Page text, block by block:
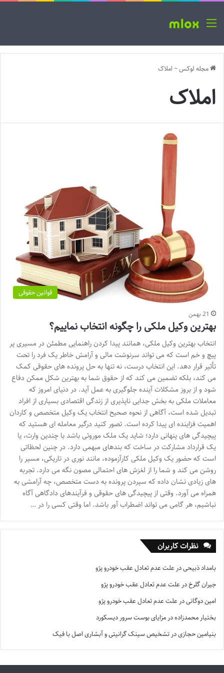
منو
مجله لوکس~ املاک
املاک
قوانین حقوقی
21 بهمن
بهترین وکیل ملکی را چگونه انتخاب نماییم؟
انتخاب بهترین وکیل ملکی، همانند پیدا کردن راهنمایی مطمئن در مسیری پر
پیچ و خم است که می تواند سرنوشت مالی و آرامش خاطر یک فرد را تحت
تأثیر قرار دهد. این انتخاب درست، نه تنها به حل پرونده های حقوقی کمک
می کند، بلکه تضمین می کند که از حقوق شما به بهترین شکل ممکن دفاع
شود و از بروز مشکلات آینده جلوگیری به عمل آید. در دنیای امروز که
معاملات ملکی به بخش جدایی ناپذیری از زندگی اقتصادی بسیاری از افراد
تبدیل شده است، آگاهی از نحوه صحیح انتخاب یک وکیل متخصص و کاردان
اهمیت فزاینده ای پیدا کرده است. تصور کنید درگیر معامله ای هستید که
پیچیدگی های پنهانی دارد؛ شاید یک ملک موروثی باشد با چندین وارث، یا
یک قرارداد مشارکت در ساخت که بندهای مبهمی دارد. در چنین لحظاتی
است که حضور یک وکیل ملکی کارآزموده، مانند نوری در تاریکی، مسیر را
روشن می کند و شما را از لغزش های احتمالی مصون نگه می دارد. تجربه
های زیادی نشان داده که سپردن پرونده به دست متخصص، چه آرامشی به
همراه می آورد. وقتی از پیچیدگی های حقوقی و فرآیندهای دادگاهی آگاه
نباشیم، هر گامی می تواند اضطراب آور باشد. اما وقتی کسی را در …
نظرات کاربران
بامداد ذبیحیدر علت عدم تعادل عقب خودرو پژو
جیران گلرخدر علت عدم تعادل عقب خودرو پژو
امین دوگانیدر علت عدم تعادل عقب خودرو پژو
بختیار محمدزادهدر مزایای بوست سرور دیسکورد
بنیامین حجازیدر تشخیص سینک گرانیتی و آبشاری اصل با فیک